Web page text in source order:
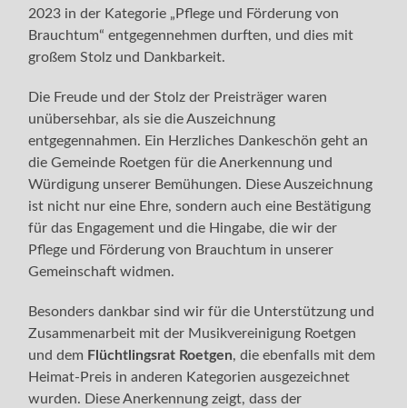
2023 in der Kategorie „Pflege und Förderung von
Brauchtum“ entgegennehmen durften, und dies mit
großem Stolz und Dankbarkeit.
Die Freude und der Stolz der Preisträger waren
unübersehbar, als sie die Auszeichnung
entgegennahmen. Ein Herzliches Dankeschön geht an
die Gemeinde Roetgen für die Anerkennung und
Würdigung unserer Bemühungen. Diese Auszeichnung
ist nicht nur eine Ehre, sondern auch eine Bestätigung
für das Engagement und die Hingabe, die wir der
Pflege und Förderung von Brauchtum in unserer
Gemeinschaft widmen.
Besonders dankbar sind wir für die Unterstützung und
Zusammenarbeit mit der Musikvereinigung Roetgen
und dem Flüchtlingsrat Roetgen, die ebenfalls mit dem
Heimat-Preis in anderen Kategorien ausgezeichnet
wurden. Diese Anerkennung zeigt, dass der